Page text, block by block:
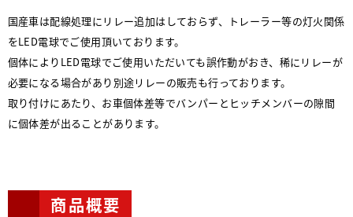
国産車は配線処理にリレー追加はしておらず、トレーラー等の灯火関係
をLED電球でご使用頂いております。
個体によりLED電球でご使用いただいても誤作動がおき、稀にリレーが
必要になる場合があり別途リレーの販売も行っております。
取り付けにあたり、お車個体差等でバンパーとヒッチメンバーの隙間
に個体差が出ることがあります。
商品概要